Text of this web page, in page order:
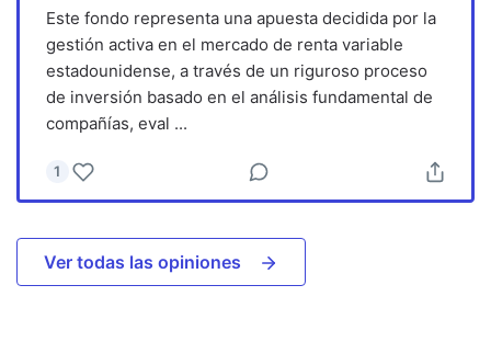
Este fondo representa una apuesta decidida por la
gestión activa en el mercado de renta variable
estadounidense, a través de un riguroso proceso
de inversión basado en el análisis fundamental de
compañías, eval ...
1
Ver todas las opiniones